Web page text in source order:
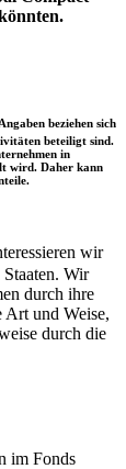
beziehen sich
beteiligt sind.
in
wird. Daher kann
wir
Wir
durch ihre
Art und Weise,
durch die
im Fonds